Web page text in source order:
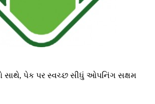
સાથે, પેક પર સ્વચ્છ સીધું ઓપનિંગ સક્ષમ